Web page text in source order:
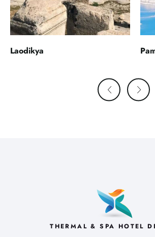
Previous
Laodikya
Next
THERMAL & SPA HOTEL